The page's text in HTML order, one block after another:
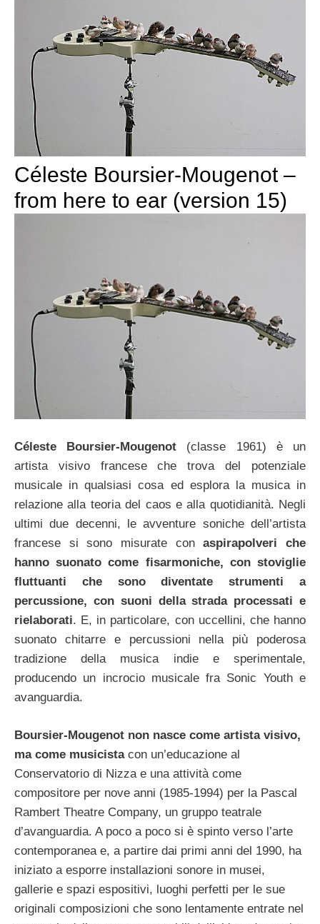
Céleste Boursier-Mougenot –
from here to ear (version 15)
Céleste Boursier-Mougenot (classe 1961) è un
artista visivo francese che trova del potenziale
musicale in qualsiasi cosa ed esplora la musica in
relazione alla teoria del caos e alla quotidianità. Negli
ultimi due decenni, le avventure soniche dell’artista
francese si sono misurate conaspirapolveri che
hanno suonato come fisarmoniche, con stoviglie
fluttuanti che sono diventate strumenti a
percussione, con suoni della strada processati e
rielaborati. E, in particolare, con uccellini, che hanno
suonato chitarre e percussioni nella più poderosa
tradizione della musica indie e sperimentale,
producendo un incrocio musicale fra Sonic Youth e
avanguardia.
Boursier-Mougenot non nasce come artista visivo,
ma come musicistacon un’educazione al
Conservatorio di Nizza e una attività come
compositore per nove anni (1985-1994) per la Pascal
Rambert Theatre Company, un gruppo teatrale
d’avanguardia. A poco a poco si è spinto verso l’arte
contemporanea e, a partire dai primi anni del 1990, ha
iniziato a esporre installazioni sonore in musei,
gallerie e spazi espositivi, luoghi perfetti per le sue
originali composizioni che sono lentamente entrate nel